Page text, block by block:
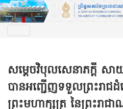
សម្តេចវិបុលសេនាភក្តី ស
បានអញ្ជើញទទួលព្រះរាជ
ព្រះមហាក្សត្រ នៃព្រះរាជ